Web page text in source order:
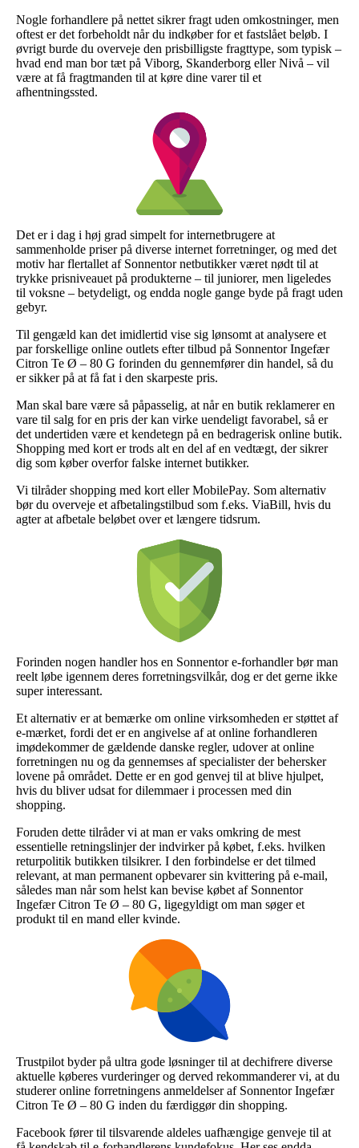
Nogle forhandlere på nettet sikrer fragt uden omkostninger, men
oftest er det forbeholdt når du indkøber for et fastslået beløb. I
øvrigt burde du overveje den prisbilligste fragttype, som typisk –
hvad end man bor tæt på Viborg, Skanderborg eller Nivå – vil
være at få fragtmanden til at køre dine varer til et
afhentningssted.
Det er i dag i høj grad simpelt for internetbrugere at
sammenholde priser på diverse internet forretninger, og med det
motiv har flertallet af Sonnentor netbutikker været nødt til at
trykke prisniveauet på produkterne – til juniorer, men ligeledes
til voksne – betydeligt, og endda nogle gange byde på fragt uden
gebyr.
Til gengæld kan det imidlertid vise sig lønsomt at analysere et
par forskellige online outlets efter tilbud på Sonnentor Ingefær
Citron Te Ø – 80 G forinden du gennemfører din handel, så du
er sikker på at få fat i den skarpeste pris.
Man skal bare være så påpasselig, at når en butik reklamerer en
vare til salg for en pris der kan virke uendeligt favorabel, så er
det undertiden være et kendetegn på en bedragerisk online butik.
Shopping med kort er trods alt en del af en vedtægt, der sikrer
dig som køber overfor falske internet butikker.
Vi tilråder shopping med kort eller MobilePay. Som alternativ
bør du overveje et afbetalingstilbud som f.eks. ViaBill, hvis du
agter at afbetale beløbet over et længere tidsrum.
Forinden nogen handler hos en Sonnentor e-forhandler bør man
reelt løbe igennem deres forretningsvilkår, dog er det gerne ikke
super interessant.
Et alternativ er at bemærke om online virksomheden er støttet af
e-mærket, fordi det er en angivelse af at online forhandleren
imødekommer de gældende danske regler, udover at online
forretningen nu og da gennemses af specialister der behersker
lovene på området. Dette er en god genvej til at blive hjulpet,
hvis du bliver udsat for dilemmaer i processen med din
shopping.
Foruden dette tilråder vi at man er vaks omkring de mest
essentielle retningslinjer der indvirker på købet, f.eks. hvilken
returpolitik butikken tilsikrer. I den forbindelse er det tilmed
relevant, at man permanent opbevarer sin kvittering på e-mail,
således man når som helst kan bevise købet af Sonnentor
Ingefær Citron Te Ø – 80 G, ligegyldigt om man søger et
produkt til en mand eller kvinde.
Trustpilot byder på ultra gode løsninger til at dechifrere diverse
aktuelle køberes vurderinger og derved rekommanderer vi, at du
studerer online forretningens anmeldelser af Sonnentor Ingefær
Citron Te Ø – 80 G inden du færdiggør din shopping.
Facebook fører til tilsvarende aldeles uafhængige genveje til at